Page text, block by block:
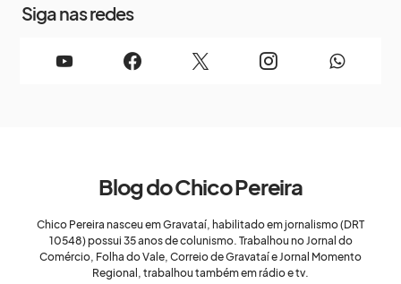
Siga nas redes
Blog do Chico Pereira
Chico Pereira nasceu em Gravataí, habilitado em jornalismo (DRT
10548) possui 35 anos de colunismo. Trabalhou no Jornal do
Comércio, Folha do Vale, Correio de Gravataí e Jornal Momento
Regional, trabalhou também em rádio e tv.